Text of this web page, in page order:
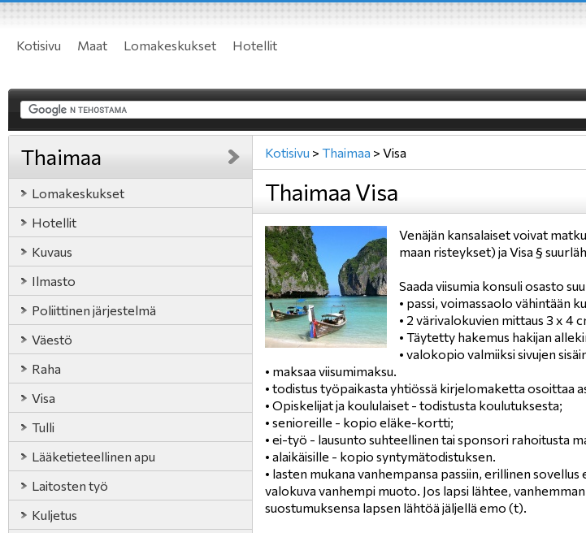
Kotisivu Maat Lomakeskukset Hotellit
Thaimaa
Lomakeskukset
Hotellit
Kuvaus
Ilmasto
Poliittinen järjestelmä
Väestö
Raha
Visa
Tulli
Lääketieteellinen apu
Laitosten työ
Kuljetus
Kotisivu > Thaimaa > Visa
Thaimaa Visa
Venäjän kansalaiset voivat
maan risteykset) ja Visa §
Saada viisumia konsuli osasto
• passi, voimassaolo vähintään
• 2 värivalokuvien mittaus 3 x 4
• Täytetty hakemus hakijan
• valokopio valmiiksi sivujen
• maksaa viisumimaksu.
• todistus työpaikasta yhtiössä kirjelomaketta osoittaa
• Opiskelijat ja koululaiset - todistusta koulutuksesta;
• senioreille - kopio eläke-kortti;
• ei-työ - lausunto suhteellinen tai sponsori rahoitusta
• alaikäisille - kopio syntymätodistuksen.
• lasten mukana vanhempansa passiin, erillinen
valokuva vanhempi muoto. Jos lapsi lähtee,
suostumuksensa lapsen lähtöä jäljellä emo (t).